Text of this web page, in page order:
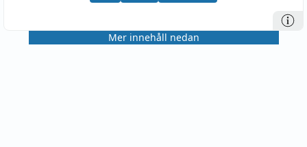
Mer innehåll nedan